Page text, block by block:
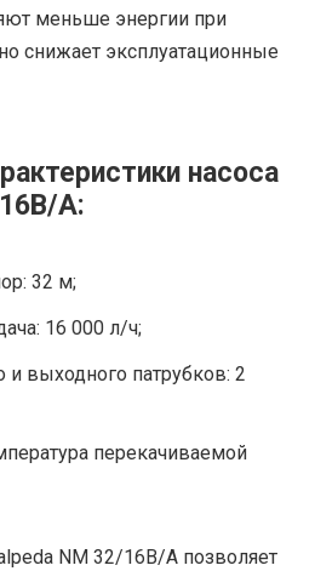
меньше энергии при
снижает эксплуатационные
насоса
A:
32 м;
16 000 л/ч;
выходного патрубков: 2
перекачиваемой
NM 32/16B/A позволяет